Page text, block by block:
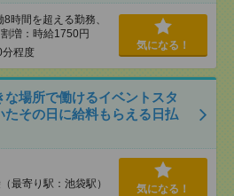
間を超える勤務、
増：時給1750円
分程度
気になる！
な場所で働けるイベントスタ
その日に給料もらえる日払
最寄り駅：池袋駅） 気になる！